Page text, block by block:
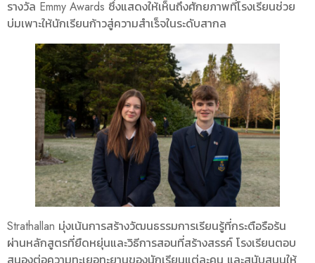
รางวัล Emmy Awards ซึ่งแสดงให้เห็นถึงศักยภาพที่โรงเรียนช่วย
บ่มเพาะให้นักเรียนก้าวสู่ความสำเร็จในระดับสากล
Strathallan มุ่งเน้นการสร้างวัฒนธรรมการเรียนรู้ที่กระตือรือร้น
ผ่านหลักสูตรที่ยืดหยุ่นและวิธีการสอนที่สร้างสรรค์ โรงเรียนตอบ